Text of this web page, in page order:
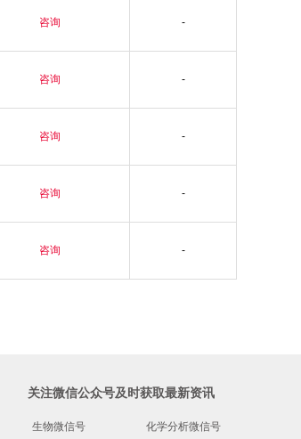
咨询 -
咨询 -
咨询 -
咨询 -
咨询 -
关注微信公众号及时获取最新资讯
生物微信号 化学分析微信号